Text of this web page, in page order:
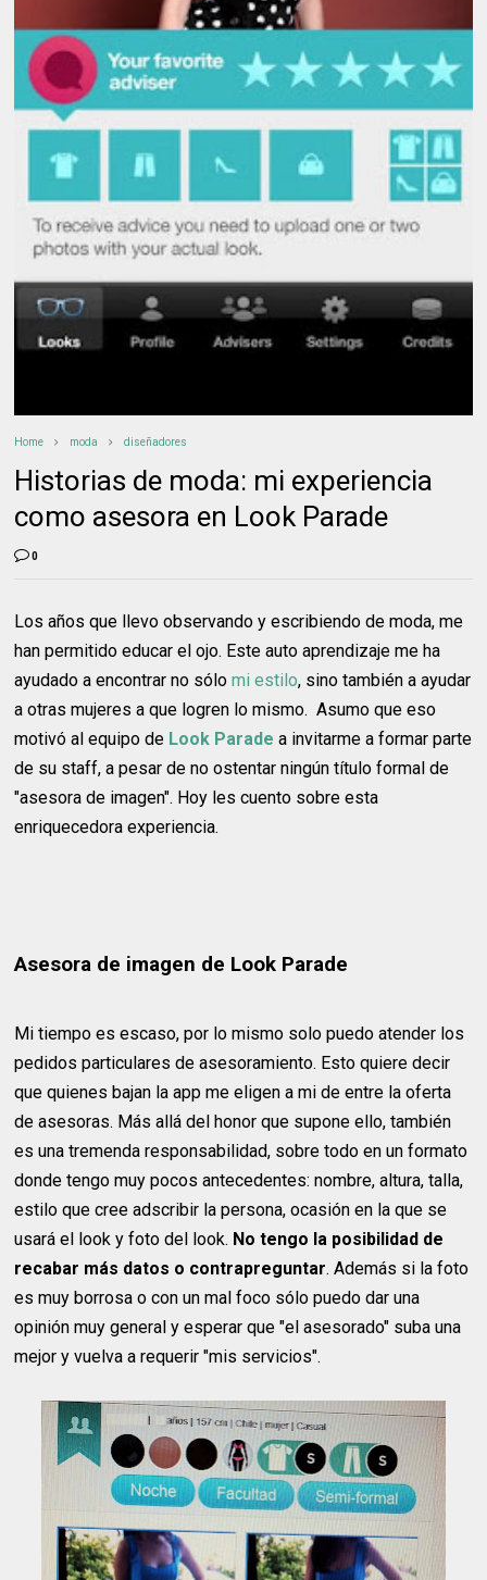
Home moda diseñadores
Historias de moda: mi experiencia
como asesora en Look Parade
0
Los años que llevo observando y escribiendo de moda, me
han permitido educar el ojo. Este auto aprendizaje me ha
ayudado a encontrar no sólomi estilo, sino también a ayudar
a otras mujeres a que logren lo mismo. Asumo que eso
motivó al equipo de Look Parade a invitarme a formar parte
de su staff, a pesar de no ostentar ningún título formal de
"asesora de imagen". Hoy les cuento sobre esta
enriquecedora experiencia.
Asesora de imagen de Look Parade
Mi tiempo es escaso, por lo mismo solo puedo atender los
pedidos particulares de asesoramiento. Esto quiere decir
que quienes bajan la app me eligen a mi de entre la oferta
de asesoras. Más allá del honor que supone ello, también
es una tremenda responsabilidad, sobre todo en un formato
donde tengo muy pocos antecedentes: nombre, altura, talla,
estilo que cree adscribir la persona, ocasión en la que se
usará el look y foto del look. No tengo la posibilidad de
recabar más datos o contrapreguntar. Además si la foto
es muy borrosa o con un mal foco sólo puedo dar una
opinión muy general y esperar que "el asesorado" suba una
mejor y vuelva a requerir "mis servicios".